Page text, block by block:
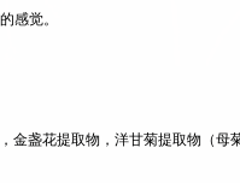
感觉。
盏花提取物，洋甘菊提取物（母